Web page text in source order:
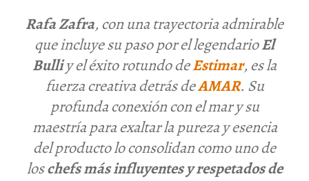
Rafa Zafra, con una trayectoria admirable
que incluye su paso por el legendarioEl
Bulliy el éxito rotundo deEstimar, es la
fuerza creativa detrás deAMAR. Su
profunda conexión con el mar y su
maestría para exaltar la pureza y esencia
del producto lo consolidan como uno de
loschefs más influyentes y respetados de